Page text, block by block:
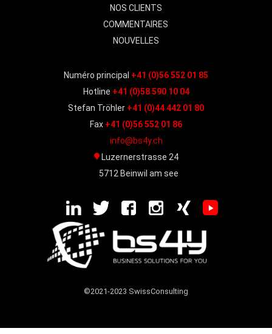
©2021-2023 SwissConsulting
NOS CLIENTS
COMMENTAIRES
NOUVELLES
Numéro principal +41 (0)56 552 01 85
Hotline +41 (0)58 590 10 04
Stefan Tröhler +41 (0)44 442 01 80
Fax +41 (0)56 552 01 86
info@bs4y.ch
Luzernerstrasse 24
5712 Beinwil am see